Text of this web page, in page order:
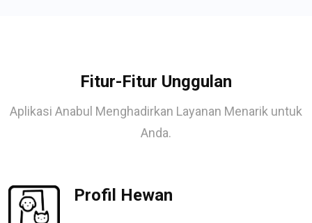
Fitur-Fitur Unggulan
Aplikasi Anabul Menghadirkan Layanan Menarik untuk
Anda.
Profil Hewan